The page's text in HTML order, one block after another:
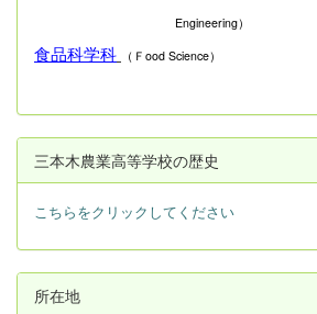
Engineering）
食品科学科 （Ｆood Science）
三本木農業高等学校の歴史
こちらをクリックしてください
所在地